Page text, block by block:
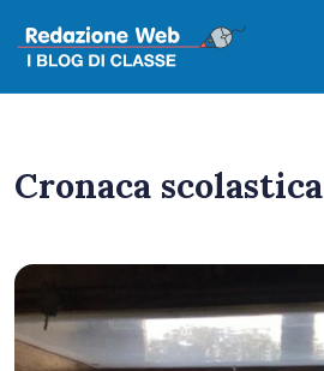
Cronaca scolastica